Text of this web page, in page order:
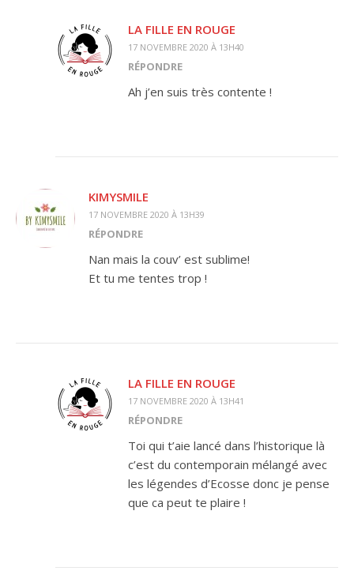
LA FILLE EN ROUGE
17 NOVEMBRE 2020 À 13H40
RÉPONDRE
Ah j’en suis très contente !
KIMYSMILE
17 NOVEMBRE 2020 À 13H39
RÉPONDRE
Nan mais la couv’ est sublime!
Et tu me tentes trop !
LA FILLE EN ROUGE
17 NOVEMBRE 2020 À 13H41
RÉPONDRE
Toi qui t’aie lancé dans l’historique là
c’est du contemporain mélangé avec
les légendes d’Ecosse donc je pense
que ca peut te plaire !